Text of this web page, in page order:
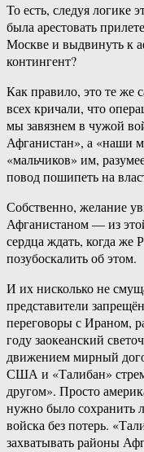
То есть, следуя логике
была арестовать
Москве и выдвинуть к
контингент?
Как правило, это те же
всех кричали, что
мы завязнем в чужой
Афганистан», а «наши
«мальчиков» им,
повод пошипеть на
Собственно, желание
Афганистаном — из
сердца ждать, когда же
позубоскалить об этом.
И их нисколько не
представители
переговоры с
году заокеанский
движением мирный
США и «Талибан»
другом». Просто
нужно было сохранить
войска без потерь.
захватывать районы